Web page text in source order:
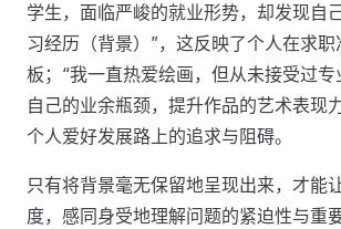
学生，面临严峻的就业形势，却发现自
习经历（背景）”，这反映了个人在求
板；“我一直热爱绘画，但从未接受过
自己的业余瓶颈，提升作品的艺术表现
个人爱好发展路上的追求与阻碍。
只有将背景毫无保留地呈现出来，才能
度，感同身受地理解问题的紧迫性与重要